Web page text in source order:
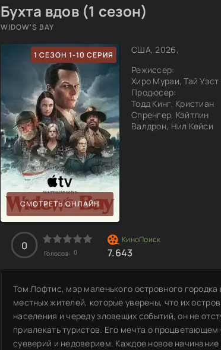
Бухта вдов (1 сезон)
WIDOW'S BAY
1 СЕЗОН 1-10 СЕРИЯ
СМОТРЕТЬ ОНЛАЙН
США, 2026,
Режиссер:
Хиро Мураи, Тай Уэст
Продюсер:
Тодд Кинг, Кристиан
Спренгер, Кэйтлин
Валдрон, Нил Кейси
0
Голосов: 0 7.643
Том Лофтис, мэр маленького островного
местных жителей, которые уверены, что их
населения и череду зловещих событий, он не
привлекать туристов. Его мечта о
суеверий и недоверием. Каждое новое